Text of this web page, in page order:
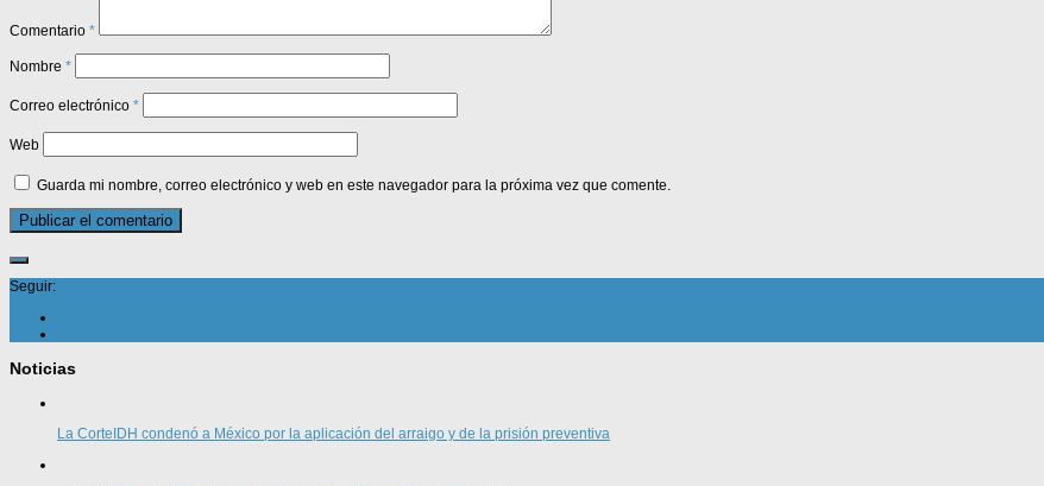
Comentario *
Nombre *
Correo electrónico *
Web
Guarda mi nombre, correo electrónico y web en este navegador para la próxima vez que comente.
Seguir:
Noticias
La CorteIDH condenó a México por la aplicación del arraigo y de la prisión preventiva